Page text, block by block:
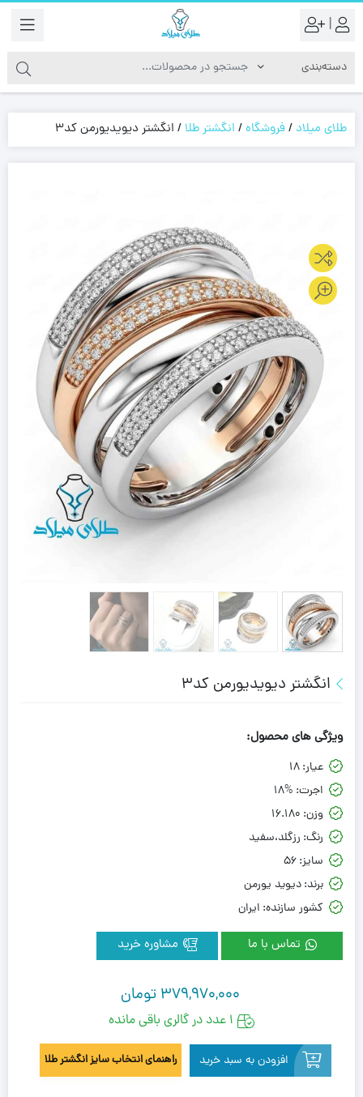
|
طلای میلاد /فروشگاه/ انگشتر طلا/ انگشتر دیویدیورمن کد3
انگشتر دیویدیورمن کد3
ویژگی های محصول:
عیار:18
اجرت: 18%
وزن: 16.180
رنگ: رزگلد،سفید
سایز:56
برند:دیوید یورمن
کشور سازنده: ایران
تماس با ما
379,970,000 تومان
1 عدد در گالری باقی مانده
افزودن به سبد خرید راهنمای انتخاب سایز انگشتر طلا